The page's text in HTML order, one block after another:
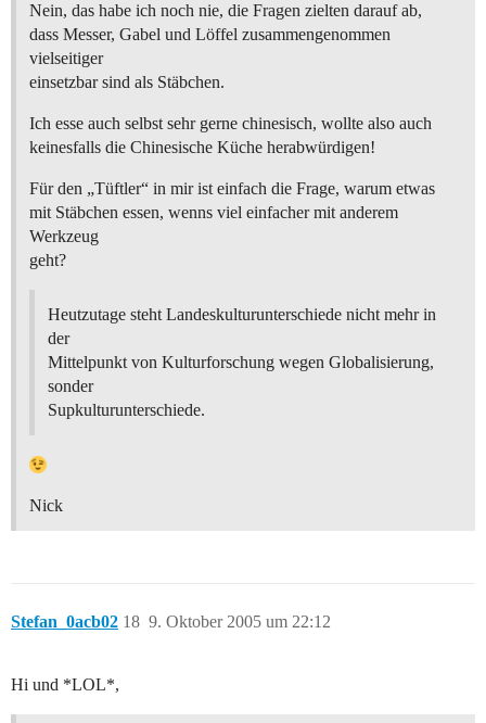
Nein, das habe ich noch nie, die Fragen zielten darauf ab,
dass Messer, Gabel und Löffel zusammengenommen
vielseitiger
einsetzbar sind als Stäbchen.
Ich esse auch selbst sehr gerne chinesisch, wollte also auch
keinesfalls die Chinesische Küche herabwürdigen!
Für den „Tüftler“ in mir ist einfach die Frage, warum etwas
mit Stäbchen essen, wenns viel einfacher mit anderem
Werkzeug
geht?
Heutzutage steht Landeskulturunterschiede nicht mehr in
der
Mittelpunkt von Kulturforschung wegen Globalisierung,
sonder
Supkulturunterschiede.
Nick
Stefan_0acb02 9. Oktober 2005 um 22:12
18
Hi und *LOL*,